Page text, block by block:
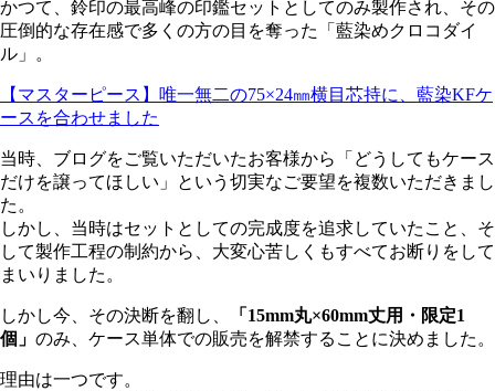
かつて、鈴印の最高峰の印鑑セットとしてのみ製作され、その
圧倒的な存在感で多くの方の目を奪った「藍染めクロコダイ
ル」。
【マスターピース】唯一無二の75×24㎜横目芯持に、藍染KFケ
ースを合わせました
当時、ブログをご覧いただいたお客様から「どうしてもケース
だけを譲ってほしい」という切実なご要望を複数いただきまし
た。
しかし、当時はセットとしての完成度を追求していたこと、そ
して製作工程の制約から、大変心苦しくもすべてお断りをして
まいりました。
しかし今、その決断を翻し、
「15mm丸×60mm丈用・限定1
個」 のみ、ケース単体での販売を解禁することに決めました。
理由は一つです。